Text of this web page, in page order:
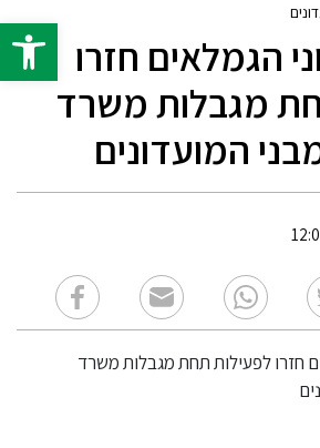
פתח
הגמלאים חזרו
מגבלות משרד
המועדונים